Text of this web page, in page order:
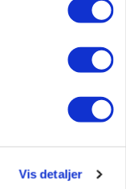
Vis detaljer